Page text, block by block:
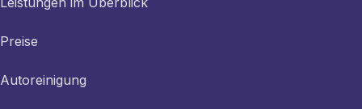
Preise
Autoreinigung